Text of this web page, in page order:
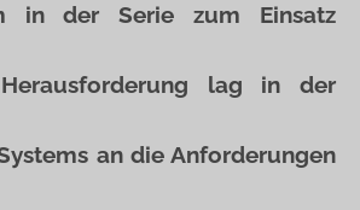
in der Serie zum Einsatz
lag in der
an die Anforderungen